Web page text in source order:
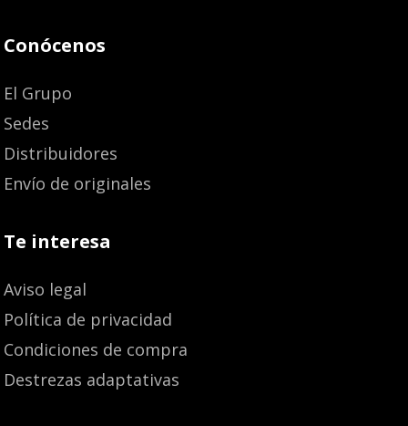
Conócenos
El Grupo
Sedes
Distribuidores
Envío de originales
Te interesa
Aviso legal
Política de privacidad
Condiciones de compra
Destrezas adaptativas